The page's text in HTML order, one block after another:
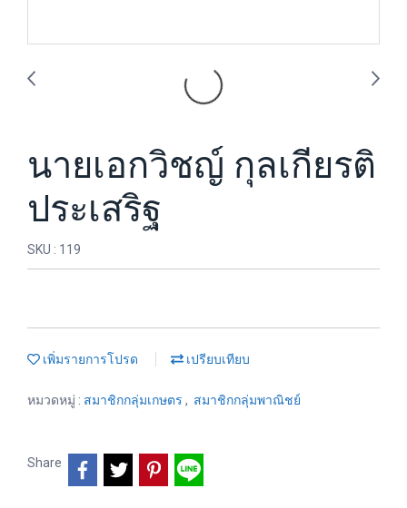
นายเอกวิชญ์ กุลเกียรติ
ประเสริฐ
SKU : 119
เพิ่มรายการโปรด เปรียบเทียบ
หมวดหมู่ : สมาชิกกลุ่มเกษตร , สมาชิกกลุ่มพาณิชย์
Share